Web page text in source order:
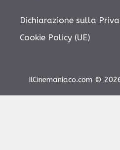
Dichiarazione sulla
Cookie Policy (UE)
IlCinemaniaco.com ©